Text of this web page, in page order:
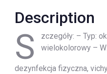
Description
S
zczegóły: – Typ:
wielokolorowy –
dezynfekcja fizyczna,